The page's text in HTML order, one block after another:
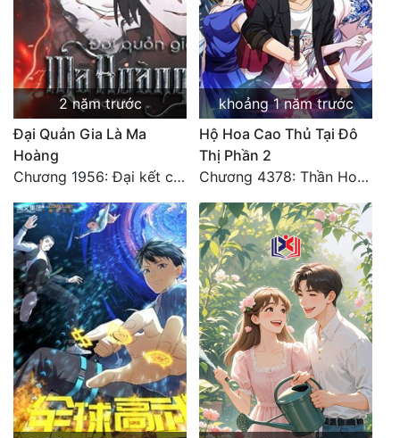
2 năm trước
Đại Quản Gia Là Ma
Hoàng
Chương 1956: Đại kết cục
khoảng 1 năm trước
Hộ Hoa Cao Thủ Tại Đô
Thị Phần 2
Chương 4378: Thần Hoàng Hạ Thiên (Đại kết cục) (03)